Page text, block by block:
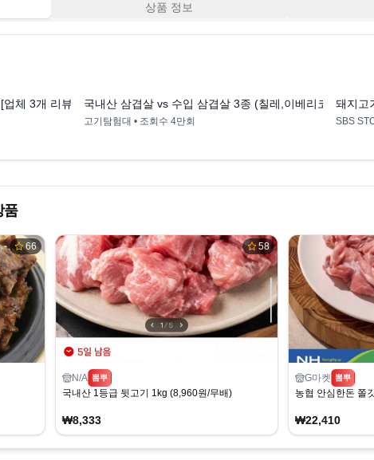
상품 정보
체 3개 리뷰] 국내산 삼겹살 vs 수입 삼겹살 3종 (칠레,이베리코,듀록)!
고기탐험대 • 조회수 4만회
돼지고
SBS
품
66 58
N/A 뽐뿌
국내산 1등급 뒷고기 1kg (8,960원/무배)
₩8,333
G마켓 뽐뿌
농협 안심한돈 쫄
₩22,410